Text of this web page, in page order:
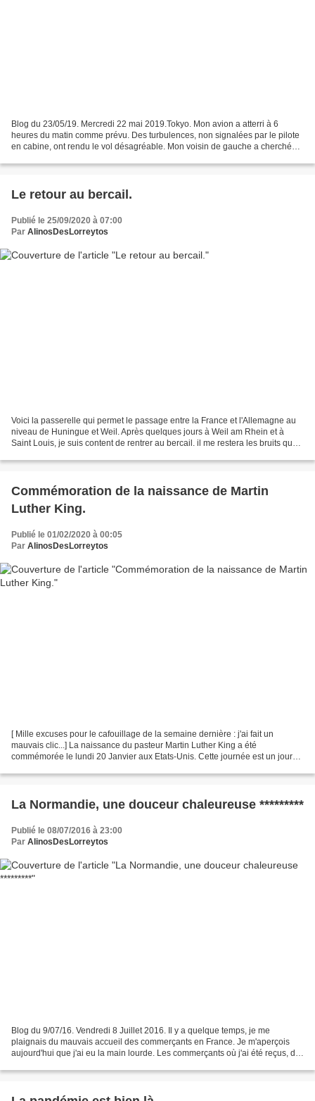
Blog du 23/05/19. Mercredi 22 mai 2019.Tokyo. Mon avion a atterri à 6
heures du matin comme prévu. Des turbulences, non signalées par le pilote
en cabine, ont rendu le vol désagréable. Mon voisin de gauche a cherché
Le retour au bercail.
Publié le 25/09/2020 à 07:00
Par AlinosDesLorreytos
Voici la passerelle qui permet le passage entre la France et l'Allemagne au
niveau de Huningue et Weil. Après quelques jours à Weil am Rhein et à
Saint Louis, je suis content de rentrer au bercail. il me restera les bruits que
Commémoration de la naissance de Martin
Luther King.
Publié le 01/02/2020 à 00:05
Par AlinosDesLorreytos
[ Mille excuses pour le cafouillage de la semaine dernière : j'ai fait un
mauvais clic...] La naissance du pasteur Martin Luther King a été
commémorée le lundi 20 Janvier aux Etats-Unis. Cette journée est un jour
La Normandie, une douceur chaleureuse *********
Publié le 08/07/2016 à 23:00
Par AlinosDesLorreytos
Blog du 9/07/16. Vendredi 8 Juillet 2016. Il y a quelque temps, je me
plaignais du mauvais accueil des commerçants en France. Je m'aperçois
aujourd'hui que j'ai eu la main lourde. Les commerçants où j'ai été reçus, de